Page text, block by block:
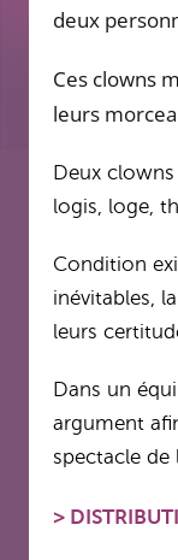
deux
Ces clowns
leurs
Deux
logis, loge,
Condition
inévitables,
leurs
Dans un
argument
spectacle de
>